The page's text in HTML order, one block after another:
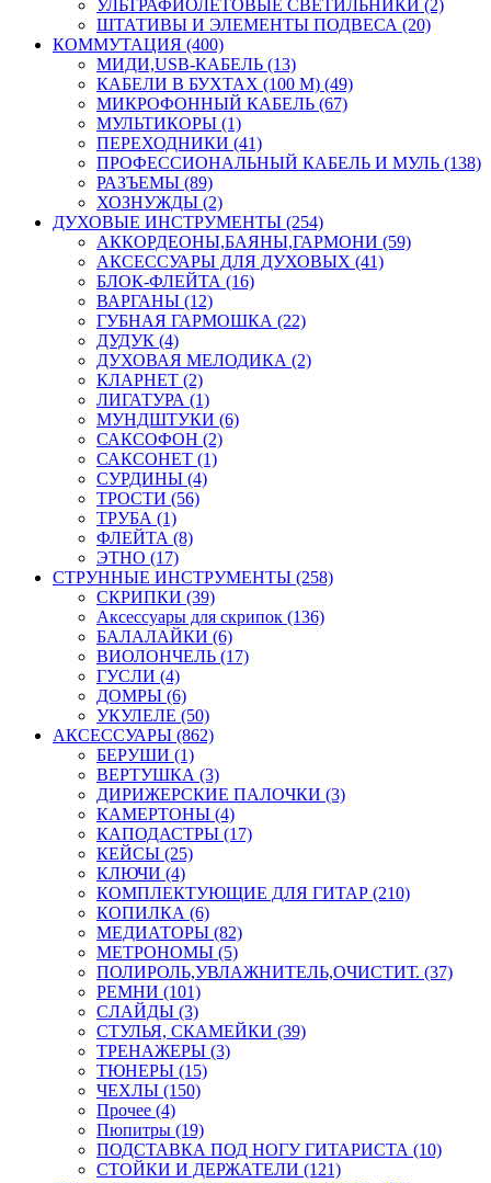
УЛЬТРАФИОЛЕТОВЫЕ СВЕТИЛЬНИКИ (2)
ШТАТИВЫ И ЭЛЕМЕНТЫ ПОДВЕСА (20)
КОММУТАЦИЯ (400)
МИДИ,USB-КАБЕЛЬ (13)
КАБЕЛИ В БУХТАХ (100 М) (49)
МИКРОФОННЫЙ КАБЕЛЬ (67)
МУЛЬТИКОРЫ (1)
ПЕРЕХОДНИКИ (41)
ПРОФЕССИОНАЛЬНЫЙ КАБЕЛЬ И МУЛЬ (138)
РАЗЪЕМЫ (89)
ХОЗНУЖДЫ (2)
ДУХОВЫЕ ИНСТРУМЕНТЫ (254)
АККОРДЕОНЫ,БАЯНЫ,ГАРМОНИ (59)
АКСЕССУАРЫ ДЛЯ ДУХОВЫХ (41)
БЛОК-ФЛЕЙТА (16)
ВАРГАНЫ (12)
ГУБНАЯ ГАРМОШКА (22)
ДУДУК (4)
ДУХОВАЯ МЕЛОДИКА (2)
КЛАРНЕТ (2)
ЛИГАТУРА (1)
МУНДШТУКИ (6)
САКСОФОН (2)
САКСОНЕТ (1)
СУРДИНЫ (4)
ТРОСТИ (56)
ТРУБА (1)
ФЛЕЙТА (8)
ЭТНО (17)
СТРУННЫЕ ИНСТРУМЕНТЫ (258)
СКРИПКИ (39)
Аксессуары для скрипок (136)
БАЛАЛАЙКИ (6)
ВИОЛОНЧЕЛЬ (17)
ГУСЛИ (4)
ДОМРЫ (6)
УКУЛЕЛЕ (50)
АКСЕССУАРЫ (862)
БЕРУШИ (1)
ВЕРТУШКА (3)
ДИРИЖЕРСКИЕ ПАЛОЧКИ (3)
КАМЕРТОНЫ (4)
КАПОДАСТРЫ (17)
КЕЙСЫ (25)
КЛЮЧИ (4)
КОМПЛЕКТУЮЩИЕ ДЛЯ ГИТАР (210)
КОПИЛКА (6)
МЕДИАТОРЫ (82)
МЕТРОНОМЫ (5)
ПОЛИРОЛЬ,УВЛАЖНИТЕЛЬ,ОЧИСТИТ. (37)
РЕМНИ (101)
СЛАЙДЫ (3)
СТУЛЬЯ, СКАМЕЙКИ (39)
ТРЕНАЖЕРЫ (3)
ТЮНЕРЫ (15)
ЧЕХЛЫ (150)
Прочее (4)
Пюпитры (19)
ПОДСТАВКА ПОД НОГУ ГИТАРИСТА (10)
СТОЙКИ И ДЕРЖАТЕЛИ (121)